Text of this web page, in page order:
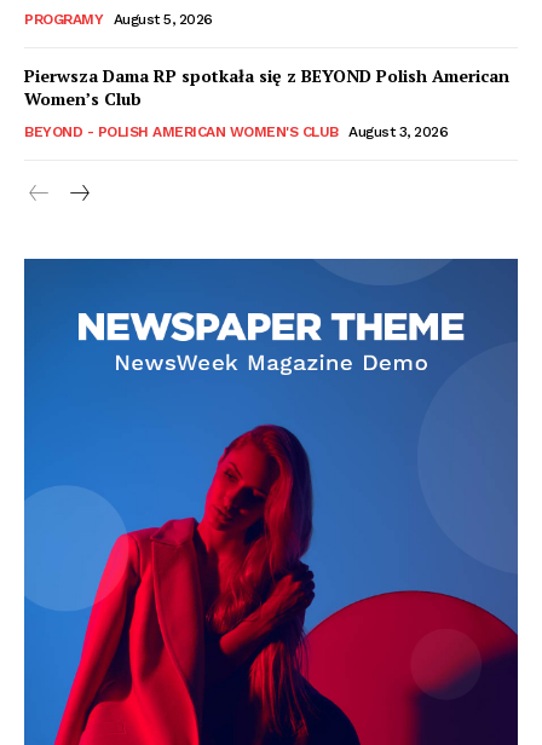
PROGRAMY August 5, 2026
Pierwsza Dama RP spotkała się z BEYOND Polish American
Women’s Club
BEYOND - POLISH AMERICAN WOMEN'S CLUB August 3, 2026